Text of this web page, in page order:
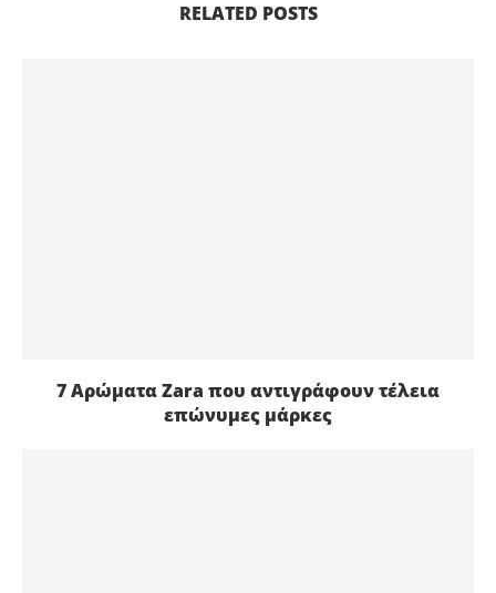
RELATED POSTS
7 Αρώματα Zara που αντιγράφουν τέλεια
επώνυμες μάρκες